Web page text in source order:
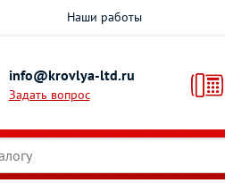
Наши работы
info@krovlya-ltd.ru
Задать вопрос